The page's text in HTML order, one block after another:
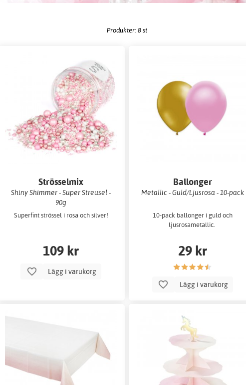
Produkter: 8 st
Strösselmix
Shiny Shimmer - Super Streusel -
90g
Superfint strössel i rosa och silver!
109 kr
Lägg i varukorg
Ballonger
Metallic - Guld/Ljusrosa - 10-pack
10-pack ballonger i guld och
ljusrosametallic.
29 kr
Lägg i varukorg